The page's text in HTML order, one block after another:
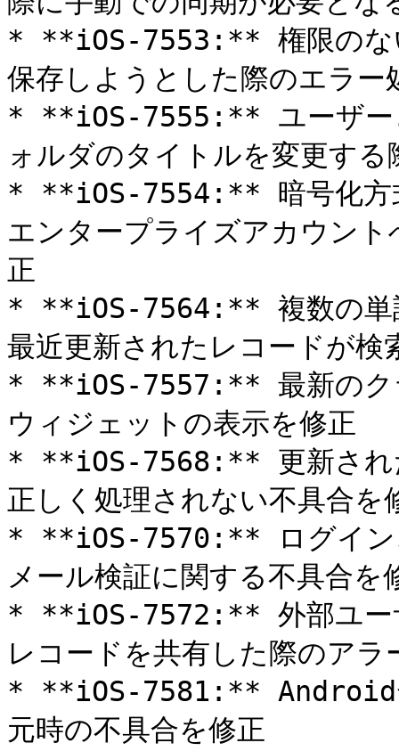
* **iOS-7553:** 権限のな
保存しようとした際のエラー
* **iOS-7555:** ユーザー
ォルダのタイトルを変更す
* **iOS-7554:** 暗号化方
エンタープライズアカウン
正
* **iOS-7564:** 複数の単
最近更新されたレコードが検
* **iOS-7557:** 最新のク
ウィジェットの表示を修正
* **iOS-7568:** 更新され
正しく処理されない不具合を
* **iOS-7570:** ログイン
メール検証に関する不具合を
* **iOS-7572:** 外部ユー
レコードを共有した際のアラ
* **iOS-7581:** Androidデ
元時の不具合を修正